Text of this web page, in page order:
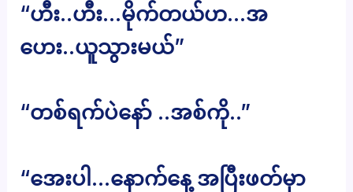
“ဟီး..ဟီး…မိုက်တယ်ဟ…အ
ဟေး..ယူသွားမယ်”
“တစ်ရက်ပဲနော် ..အစ်ကို..”
“အေးပါ…နောက်နေ့ အပြီးဖတ်မှာ